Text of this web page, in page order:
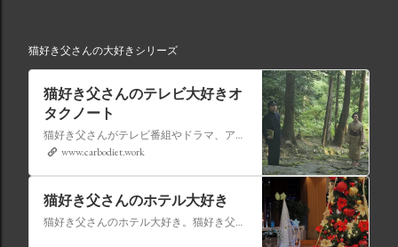
猫好き父さんの大好きシリーズ
猫好き父さんのテレビ大好きオ
タクノート
猫好き父さんがテレビ番組やドラマ、アニメ、特撮ヒーロー,そしてダイエットについて書いたブログです。
www.carbodiet.work
猫好き父さんのホテル大好き
猫好き父さんのホテル大好き。猫好き父さんが宿泊したホテルの情報を徒然なるままに書いていきます。